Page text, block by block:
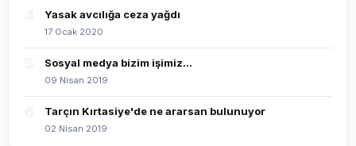
Yasak avcılığa ceza yağdı
17 Ocak 2020
Sosyal medya bizim işimiz...
09 Nisan 2019
Tarçın Kırtasiye'de ne ararsan bulunuyor
02 Nisan 2019